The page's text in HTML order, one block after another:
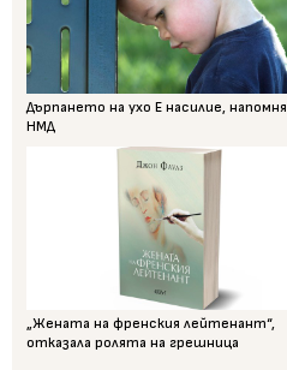
Дърпането на ухо Е насилие, напомня
НМД
„Жената на френския лейтенант“,
отказала ролята на грешница